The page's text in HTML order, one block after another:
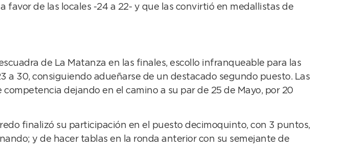
de las locales -24 a 22- y que las convirtió en medallistas de
de La Matanza en las finales, escollo infranqueable para las
a 30, consiguiendo adueñarse de un destacado segundo puesto. Las
dejando en el camino a su par de 25 de Mayo, por 20
finalizó su participación en el puesto decimoquinto, con 3 puntos,
y de hacer tablas en la ronda anterior con su semejante de